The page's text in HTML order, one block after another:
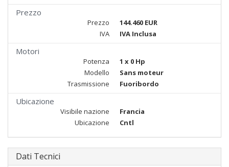
Prezzo
Prezzo
144.460 EUR
IVA
IVA Inclusa
Motori
Potenza
1 x 0 Hp
Modello
Sans moteur
Trasmissione
Fuoribordo
Ubicazione
Visibile nazione
Francia
Ubicazione
Cntl
Dati Tecnici